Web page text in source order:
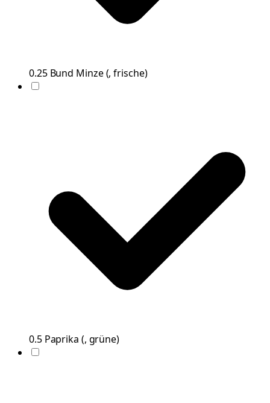
0.25 Bund Minze (, frische)
0.5 Paprika (, grüne)